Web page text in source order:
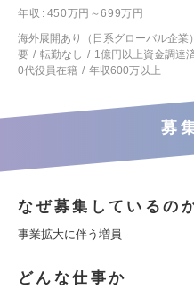
年収
450万円～699万円
海外展開あり（日系グローバル企業）
要
転勤なし 1億円以上資金調達
0代役員在籍
年収600万以上
募
なぜ募集しているの
事業拡大に伴う増員
どんな仕事か